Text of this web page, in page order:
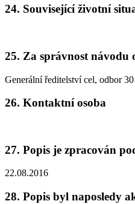
24. Související životní
25. Za správnost návodu
Generální ředitelství cel, odbor
26. Kontaktní osoba
27. Popis je zpracován
22.08.2016
28. Popis byl naposledy